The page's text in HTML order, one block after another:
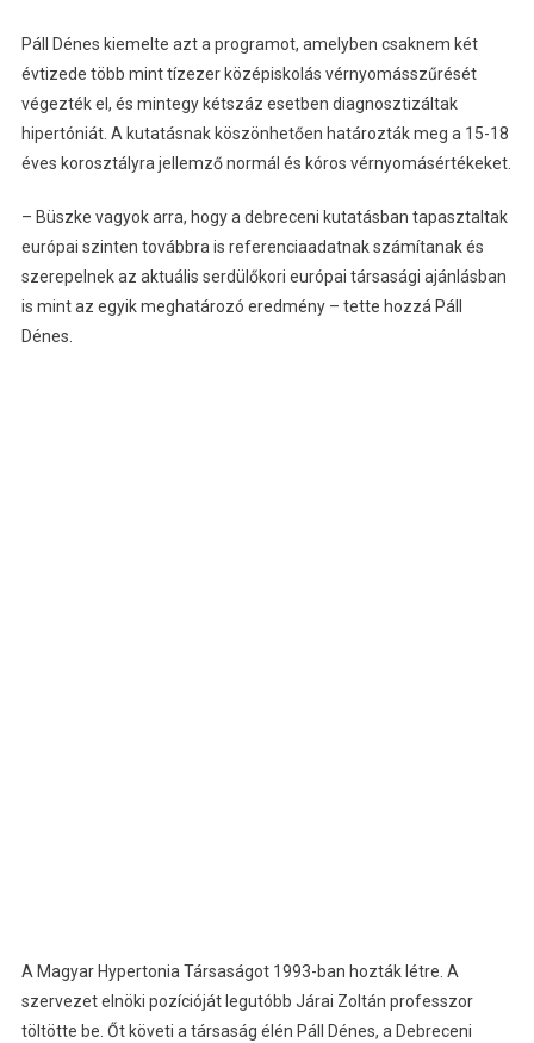
Páll Dénes kiemelte azt a programot, amelyben csaknem két
évtizede több mint tízezer középiskolás vérnyomásszűrését
végezték el, és mintegy kétszáz esetben diagnosztizáltak
hipertóniát. A kutatásnak köszönhetően határozták meg a 15-18
éves korosztályra jellemző normál és kóros vérnyomásértékeket.
– Büszke vagyok arra, hogy a debreceni kutatásban tapasztaltak
európai szinten továbbra is referenciaadatnak számítanak és
szerepelnek az aktuális serdülőkori európai társasági ajánlásban
is mint az egyik meghatározó eredmény – tette hozzá Páll
Dénes.
A Magyar Hypertonia Társaságot 1993-ban hozták létre. A
szervezet elnöki pozícióját legutóbb Járai Zoltán professzor
töltötte be. Őt követi a társaság élén Páll Dénes, a Debreceni